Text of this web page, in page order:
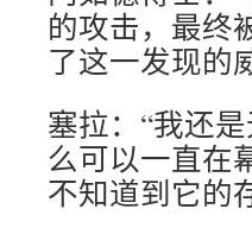
的攻击，最终
了这一发现的
塞拉：“我还
么可以一直在
不知道到它的